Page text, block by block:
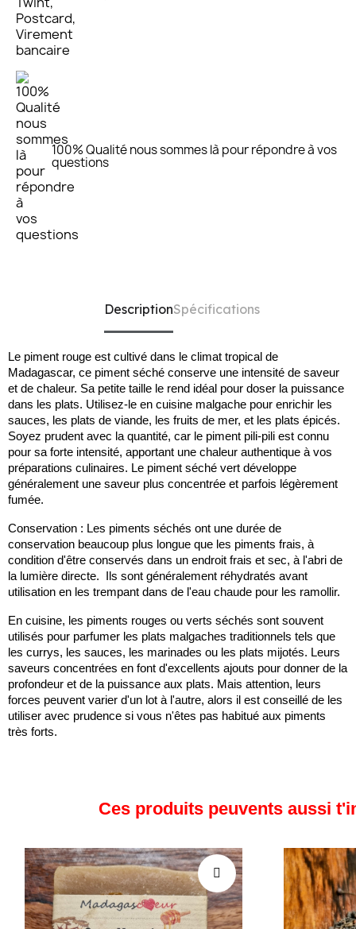
100% Qualité nous sommes là pour répondre à vos
questions
DescriptionSpécifications
Le piment rouge est cultivé dans le climat tropical de
Madagascar, ce piment séché conserve une intensité de saveur
et de chaleur. Sa petite taille le rend idéal pour doser la puissance
dans les plats. Utilisez-le en cuisine malgache pour enrichir les
sauces, les plats de viande, les fruits de mer, et les plats épicés.
Soyez prudent avec la quantité, car le piment pili-pili est connu
pour sa forte intensité, apportant une chaleur authentique à vos
préparations culinaires. Le piment séché vert développe
généralement une saveur plus concentrée et parfois légèrement
fumée.
Conservation : Les piments séchés ont une durée de
conservation beaucoup plus longue que les piments frais, à
condition d'être conservés dans un endroit frais et sec, à l'abri de
la lumière directe. Ils sont généralement réhydratés avant
utilisation en les trempant dans de l'eau chaude pour les ramollir.
En cuisine, les piments rouges ou verts séchés sont souvent
utilisés pour parfumer les plats malgaches traditionnels tels que
les currys, les sauces, les marinades ou les plats mijotés. Leurs
saveurs concentrées en font d'excellents ajouts pour donner de la
profondeur et de la puissance aux plats. Mais attention, leurs
forces peuvent varier d'un lot à l'autre, alors il est conseillé de les
utiliser avec prudence si vous n'êtes pas habitué aux piments
très forts.
Ces produits peuvents aussi